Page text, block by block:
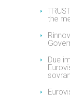
the
Due